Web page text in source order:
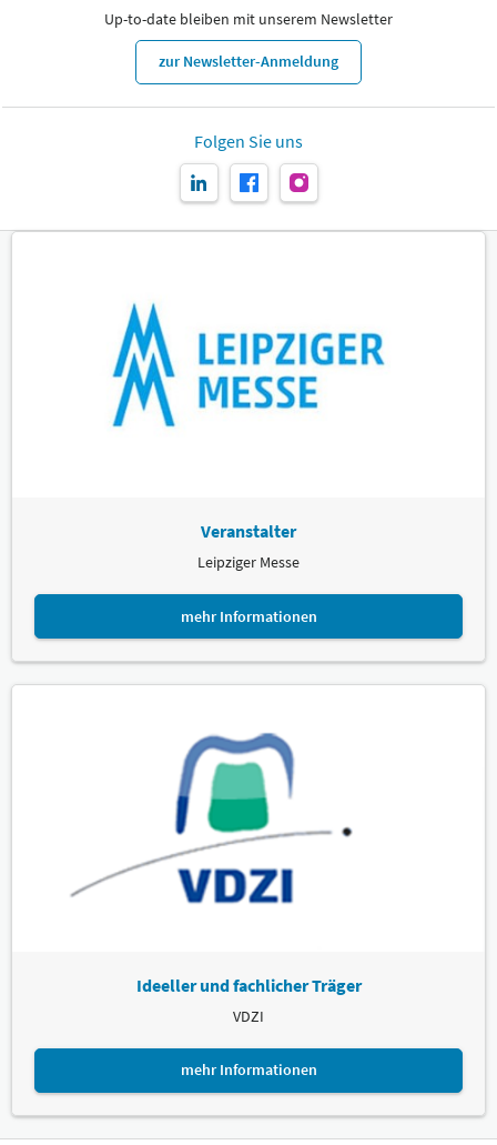
Up-to-date bleiben mit unserem Newsletter
zur Newsletter-Anmeldung
Folgen Sie uns
Veranstalter
Leipziger Messe
mehr Informationen
Ideeller und fachlicher Träger
VDZI
mehr Informationen